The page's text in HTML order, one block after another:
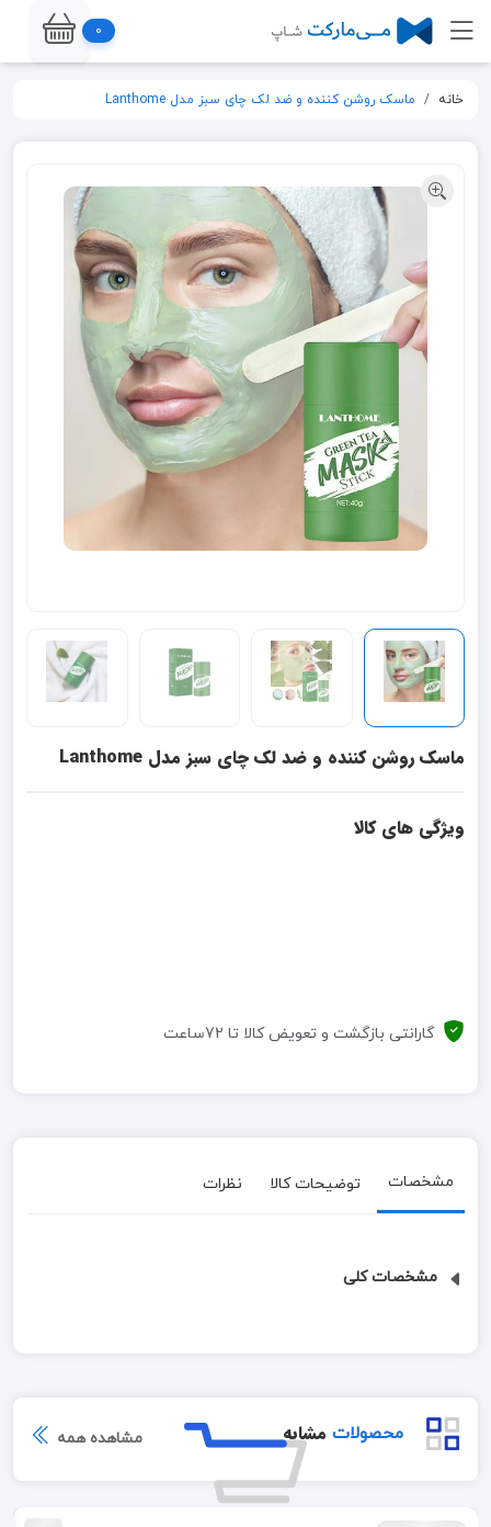
0
خانه ماسک روشن کننده و ضد لک چای سبز مدل Lanthome
ماسک روشن کننده و ضد لک چای سبز مدل Lanthome
ویژگی های کالا
گارانتی بازگشت و تعویض کالا تا 72ساعت
مشخصات توضیحات کالا نظرات
مشخصات کلی
محصولات مشابه مشاهده همه